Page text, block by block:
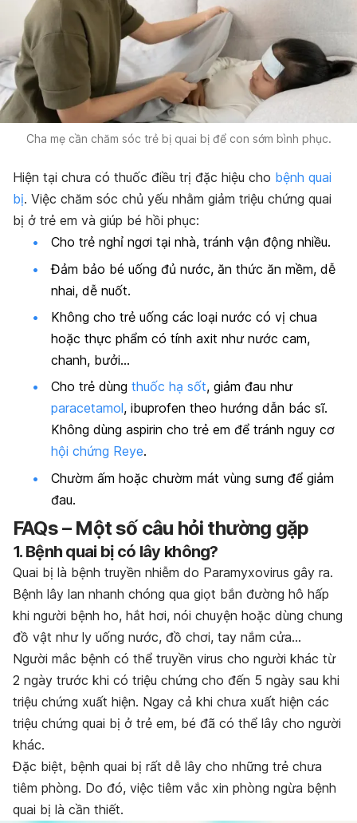
Cha mẹ cần chăm sóc trẻ bị quai bị để con sớm bình phục.
Hiện tại chưa có thuốc điều trị đặc hiệu cho bệnh quai
bị. Việc chăm sóc chủ yếu nhằm giảm triệu chứng quai
bị ở trẻ em và giúp bé hồi phục:
Cho trẻ nghỉ ngơi tại nhà, tránh vận động nhiều.
Đảm bảo bé uống đủ nước, ăn thức ăn mềm, dễ
nhai, dễ nuốt.
Không cho trẻ uống các loại nước có vị chua
hoặc thực phẩm có tính axit như nước cam,
chanh, bưởi…
Cho trẻ dùng thuốc hạ sốt, giảm đau như
paracetamol, ibuprofen theo hướng dẫn bác sĩ.
Không dùng aspirin cho trẻ em để tránh nguy cơ
hội chứng Reye.
Chườm ấm hoặc chườm mát vùng sưng để giảm
đau.
FAQs – Một số câu hỏi thường gặp
1. Bệnh quai bị có lây không?
Quai bị là bệnh truyền nhiễm do Paramyxovirus gây ra.
Bệnh lây lan nhanh chóng qua giọt bắn đường hô hấp
khi người bệnh ho, hắt hơi, nói chuyện hoặc dùng chung
đồ vật như ly uống nước, đồ chơi, tay nắm cửa…
Người mắc bệnh có thể truyền virus cho người khác từ
2 ngày trước khi có triệu chứng cho đến 5 ngày sau khi
triệu chứng xuất hiện. Ngay cả khi chưa xuất hiện các
triệu chứng quai bị ở trẻ em, bé đã có thể lây cho người
khác.
Đặc biệt, bệnh quai bị rất dễ lây cho những trẻ chưa
tiêm phòng. Do đó, việc tiêm vắc xin phòng ngừa bệnh
quai bị là cần thiết.